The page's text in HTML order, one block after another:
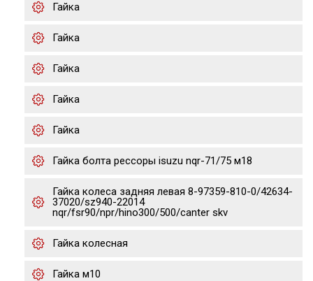
Гайка
Гайка
Гайка
Гайка
Гайка
Гайка болта рессоры isuzu nqr-71/75 м18
Гайка колеса задняя левая 8-97359-810-0/42634-
37020/sz940-22014
nqr/fsr90/npr/hino300/500/canter skv
Гайка колесная
Гайка м10